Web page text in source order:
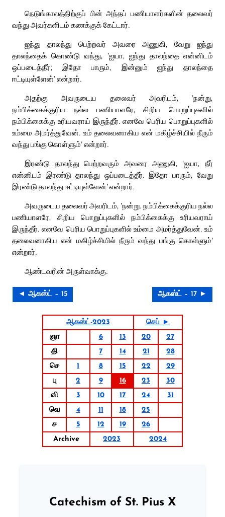
நெடுங்காலத்திற்குப் பின் அந்தப் பணியாளர்களின் தலைவர்
வந்து அவர்களிடம் கணக்குக் கேட்டார்.
ஐந்து தாலந்து பெற்றவர் அவரை அணுகி, வேறு ஐந்து
தாலந்தைக் கொண்டு வந்து, ‘ஐயா, ஐந்து தாலந்தை என்னிடம்
ஒப்படைத்தீர்; இதோ பாரும், இன்னும் ஐந்து தாலந்தை
ஈட்டியுள்ளேன்’ என்றார்.
அதற்கு அவருடைய தலைவர் அவரிடம், ‘நன்று,
நம்பிக்கைக்குரிய நல்ல பணியாளரே, சிறிய பொறுப்புகளில்
நம்பிக்கைக்கு உரியவராய் இருந்தீர். எனவே பெரிய பொறுப்புகளில்
உம்மை அமர்த்துவேன். உம் தலைவனாகிய என் மகிழ்ச்சியில் நீரும்
வந்து பங்கு கொள்ளும்’ என்றார்.
இரண்டு தாலந்து பெற்றவரும் அவரை அணுகி, ‘ஐயா, நீர்
என்னிடம் இரண்டு தாலந்து ஒப்படைத்தீர். இதோ பாரும், வேறு
இரண்டு தாலந்து ஈட்டியுள்ளேன்’ என்றார்.
அவருடைய தலைவர் அவரிடம், ‘நன்று. நம்பிக்கைக்குரிய நல்ல
பணியாளரே, சிறிய பொறுப்புகளில் நம்பிக்கைக்கு உரியவராய்
இருந்தீர். எனவே பெரிய பொறுப்புகளில் உம்மை அமர்த்துவேன். உம்
தலைவனாகிய என் மகிழ்ச்சியில் நீரும் வந்து பங்கு கொள்ளும்’
என்றார்.
ஆண்டவரின் அருள்வாக்கு.
◄ ஆகஸ்ட் – 15 ஆகஸ்ட் – 17 ►
ஆகஸ்ட்-2023
செப் ►
ஞா
6 13 20
27
தி
7 14 21
28
செ
1 8 15 22
29
பு
2 9 16 23
30
வி
3 10 17 24
31
வெ
4 11 18
25
ச
5 12 19
26
Archive
2023 2024
Catechism of St. Pius X